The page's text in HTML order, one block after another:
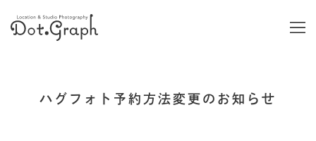
ハグフォト予約方法変更のお知らせ